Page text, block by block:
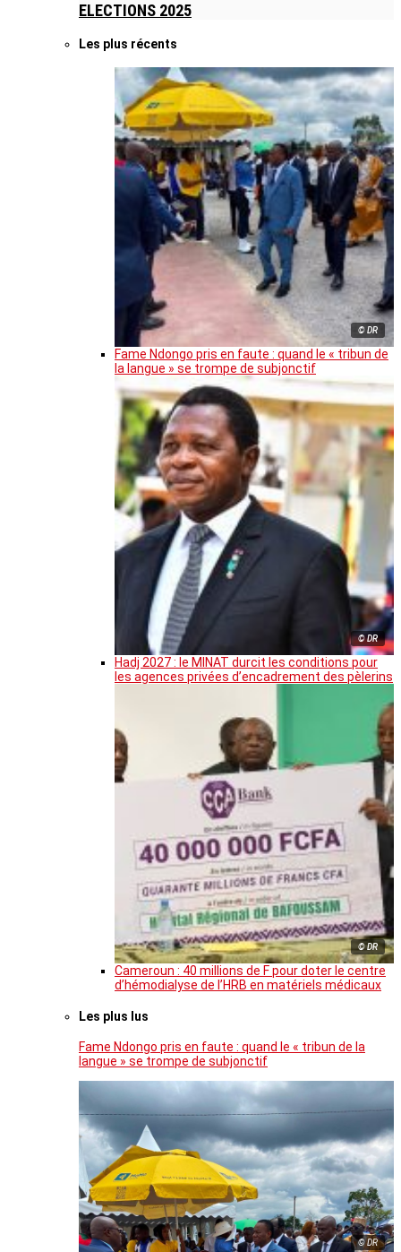
ELECTIONS 2025
Les plus récents
© DR
Fame Ndongo pris en faute : quand le « tribun de
la langue » se trompe de subjonctif
© DR
Hadj 2027 : le MINAT durcit les conditions pour
les agences privées d’encadrement des pèlerins
© DR
Cameroun : 40 millions de F pour doter le centre
d’hémodialyse de l’HRB en matériels médicaux
Les plus lus
Fame Ndongo pris en faute : quand le « tribun de la
langue » se trompe de subjonctif
© DR